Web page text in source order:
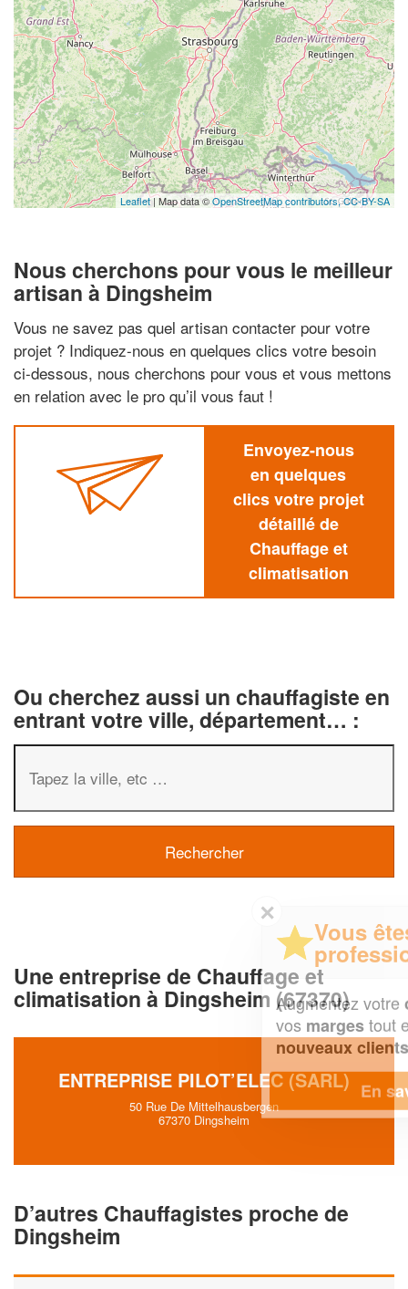
Leaflet| Map data ©OpenStreetMap contributors,CC-BY-SA
Nous cherchons pour vous le meilleur
artisan à Dingsheim
Vous ne savez pas quel artisan contacter pour votre
projet ? Indiquez-nous en quelques clics votre besoin
ci-dessous, nous cherchons pour vous et vous mettons
en relation avec le pro qu’il vous faut !
Envoyez-nous
en quelques
clics votre projet
détaillé de
Chauffage et
climatisation
Ou cherchez aussi un chauffagiste en
entrant votre ville, département… :
Une entreprise de Chauffage et
climatisation à Dingsheim (67370)
ENTREPRISE PILOT’ELEC (SARL)
50 Rue De Mittelhausbergen
67370 Dingsheim
D’autres Chauffagistes proche de
Dingsheim
Vous êtes un
professionnel ?
Augmentez votrechiffre d'affaireset
tout en gagnant de
En savoir plus